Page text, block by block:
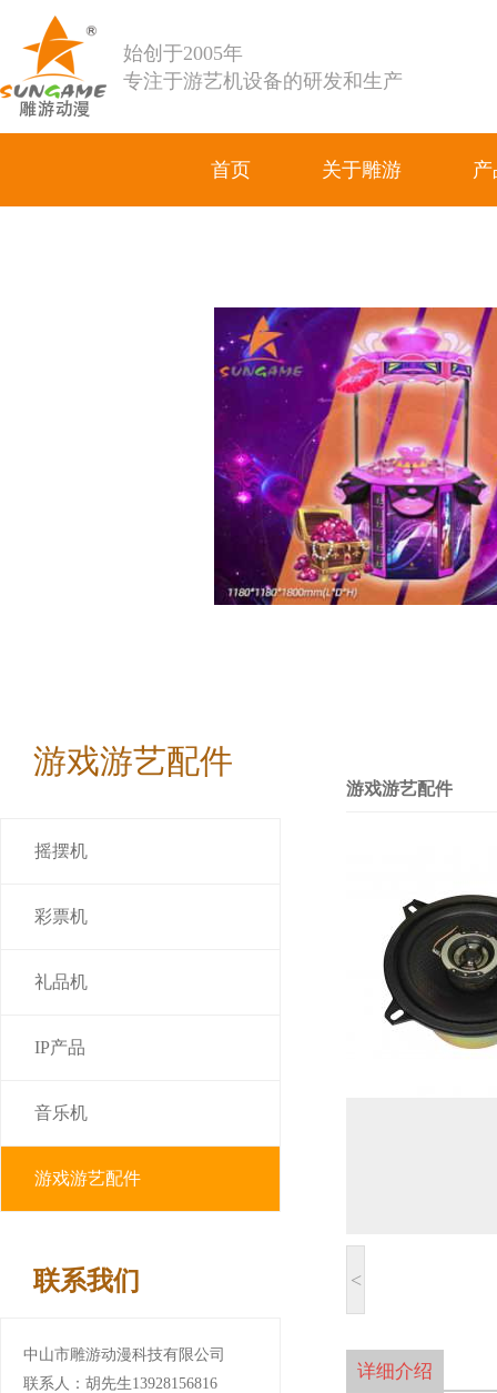
始创于2005年
专注于游艺机设备的研发和生产
首页 关于雕游
游戏游艺配件
摇摆机
彩票机
礼品机
IP产品
音乐机
游戏游艺配件
联系我们
中山市雕游动漫科技有限公司
联系人：胡先生13928156816
游戏游艺配件
<
详细介绍